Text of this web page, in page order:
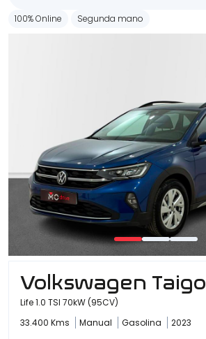
100% Online Segunda mano
Volkswagen Taigo
Life 1.0 TSI 70kW (95CV)
33.400 Kms
Manual Gasolina 2023